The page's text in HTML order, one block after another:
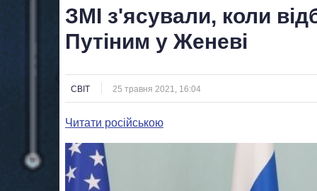
ЗМІ з'ясували, коли
Путіним у Женеві
СВІТ 25 травня 2021, 16:04
Читати російською